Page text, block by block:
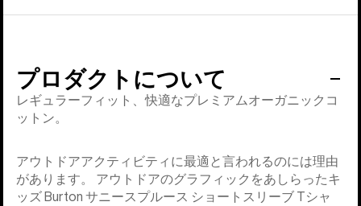
プロダクトについて
レギュラーフィット、快適なプレミアムオーガニックコ
ットン。
アウトドアアクティビティに最適と言われるのには理由
があります。 アウトドアのグラフィックをあしらったキ
ッズ Burton サニースプルース ショートスリーブ Tシャ